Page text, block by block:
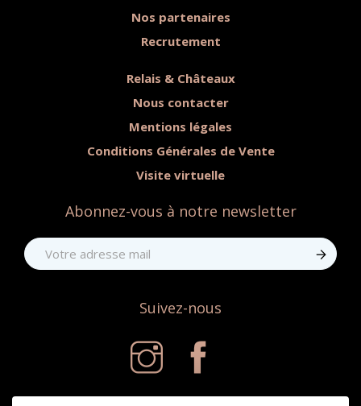
Nos partenaires
Recrutement
Relais & Châteaux
Nous contacter
Mentions légales
Conditions Générales de Vente
Visite virtuelle
Abonnez-vous à notre newsletter
Suivez-nous